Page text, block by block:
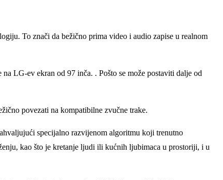
To znači da bežično prima video i audio zapise u realnom
LG-ev ekran od 97 inča. . Pošto se može postaviti dalje od
povezati na kompatibilne zvučne trake.
specijalno razvijenom algoritmu koji trenutno
kao što je kretanje ljudi ili kućnih ljubimaca u prostoriji, i u